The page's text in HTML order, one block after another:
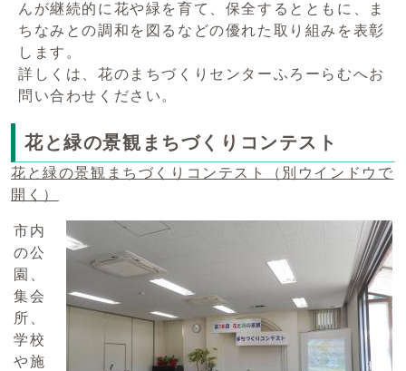
んが継続的に花や緑を育て、保全するとともに、ま
ちなみとの調和を図るなどの優れた取り組みを表彰
します。
詳しくは、花のまちづくりセンターふろーらむへお
問い合わせください。
花と緑の景観まちづくりコンテスト
花と緑の景観まちづくりコンテスト
（別ウインドウで
開く）
市内
の公
園、
集会
所、
学校
や施